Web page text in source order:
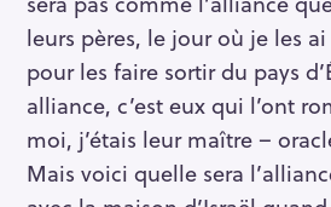
leurs pères, le jour où je les
pour les faire sortir du pays
alliance, c’est eux qui l’ont
moi, j’étais leur maître –
Mais voici quelle sera